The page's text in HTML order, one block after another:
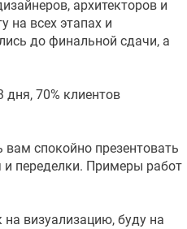
архитекторов и
на всех этапах и
до финальной сдачи, а
дня, 70% клиентов
спокойно презентовать
и переделки. Примеры работ
визуализацию, буду на